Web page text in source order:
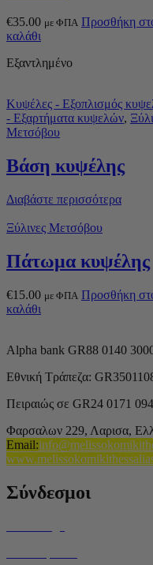
€35.00 με ΦΠΑ Προσθήκη
καλάθι
Εξαντλημένο
Κυψέλες - Εξοπλισμός
- Εξαρτήματα κυψελών,
Μετσόβου
Βάση κυψέλης
Διαβάστε περισσότερα
Ξύλινες Μετσόβου
Πάτωμα κυψέλης
€15.00 με ΦΠΑ Προσθήκη
καλάθι
Alpha bank GR88 0140
Εθνική Τράπεζα:
Πειραιώς σε GR24 0171
Φαρσαλων 229, Λαρισα,
Email:
Σύνδεσμοι